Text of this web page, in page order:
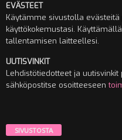
EVÄSTEET
Käytämme sivustolla
käyttökokemustasi.
tallentamisen laitteellesi.
UUTISVINKIT
Lehdistötiedotteet ja
sähköpostitse osoitteeseen
SIVUSTOSTA